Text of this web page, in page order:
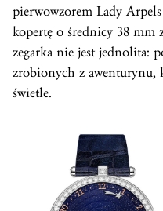
pierwowzorem Lady
kopertę o średnicy 38 mm
zegarka nie jest jednolita:
zrobionych z awenturynu,
świetle.